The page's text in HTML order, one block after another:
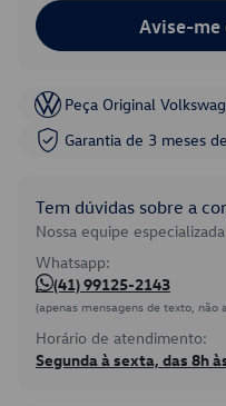
Avise-me
Peça Original
Garantia de 3 meses
Tem dúvidas sobre a
Nossa equipe
Whatsapp:
(41) 99125-2143
(apenas mensagens de texto, não
Horário de atendimento:
Segunda à sexta, das 8h